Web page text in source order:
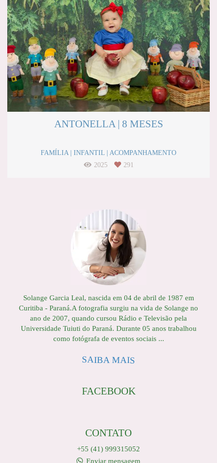
ANTONELLA | 8 MESES
FAMÍLIA | INFANTIL | ACOMPANHAMENTO
2025
291
Solange Garcia Leal, nascida em 04 de abril de 1987 em
Curitiba - Paraná.A fotografia surgiu na vida de Solange no
ano de 2007, quando cursou Rádio e Televisão pela
Universidade Tuiuti do Paraná. Durante 05 anos trabalhou
como fotógrafa de eventos sociais ...
SAIBA MAIS
FACEBOOK
CONTATO
+55 (41) 999315052
Enviar mensagem